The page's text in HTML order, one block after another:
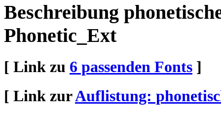
Beschreibung
Phonetic_Ext
[ Link zu 6 passenden Fonts ]
[ Link zurAuflistung: